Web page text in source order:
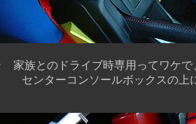
族とのドライブ時専用ってワケで
ンターコンソールボックスの上に